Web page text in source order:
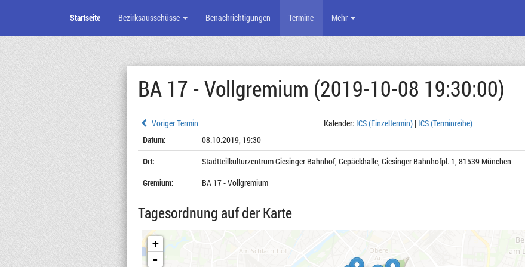
Zum
Seiteninhalt
Startseite Bezirksausschüsse Benachrichtigungen Termine Mehr
BA 17 - Vollgremium (2019-10-08 19:30:00)
Voriger Termin Kalender: ICS (Einzeltermin) | ICS (Terminreihe)
Datum:
08.10.2019, 19:30
Ort:
Stadtteilkulturzentrum Giesinger Bahnhof, Gepäckhalle, Giesinger Bahnhofpl. 1, 81539 München
Gremium:
BA 17 - Vollgremium
Tagesordnung auf der Karte
+
-